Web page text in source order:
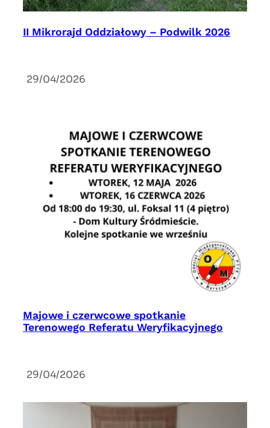
II Mikrorajd Oddziałowy – Podwilk 2026
29/04/2026
Majowe i czerwcowe spotkanie
Terenowego Referatu Weryfikacyjnego
29/04/2026